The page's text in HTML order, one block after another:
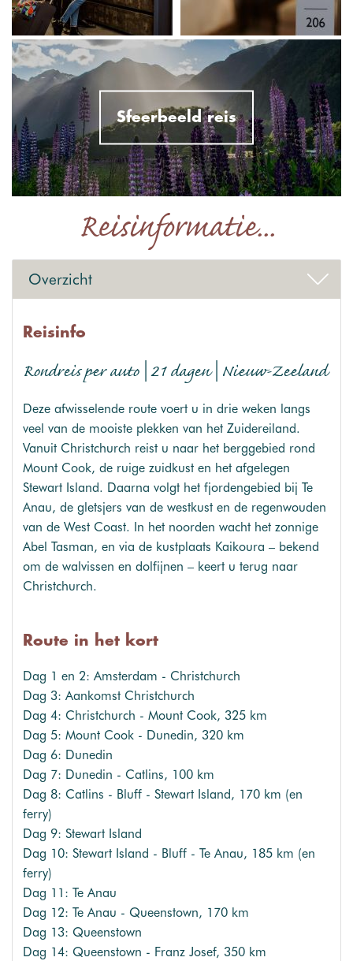
Sfeerbeeld reis
Reisinformatie...
Overzicht
Reisinfo
Rondreis per auto | 21 dagen | Nieuw-Zeeland
Deze afwisselende route voert u in drie weken langs
veel van de mooiste plekken van het Zuidereiland.
Vanuit Christchurch reist u naar het berggebied rond
Mount Cook, de ruige zuidkust en het afgelegen
Stewart Island. Daarna volgt het fjordengebied bij Te
Anau, de gletsjers van de westkust en de regenwouden
van de West Coast. In het noorden wacht het zonnige
Abel Tasman, en via de kustplaats Kaikoura – bekend
om de walvissen en dolfijnen – keert u terug naar
Christchurch.
Route in het kort
Dag 1 en 2: Amsterdam - Christchurch
Dag 3: Aankomst Christchurch
Dag 4: Christchurch - Mount Cook, 325 km
Dag 5: Mount Cook - Dunedin, 320 km
Dag 6: Dunedin
Dag 7: Dunedin - Catlins, 100 km
Dag 8: Catlins - Bluff - Stewart Island, 170 km (en
ferry)
Dag 9: Stewart Island
Dag 10: Stewart Island - Bluff - Te Anau, 185 km (en
ferry)
Dag 11: Te Anau
Dag 12: Te Anau - Queenstown, 170 km
Dag 13: Queenstown
Dag 14: Queenstown - Franz Josef, 350 km